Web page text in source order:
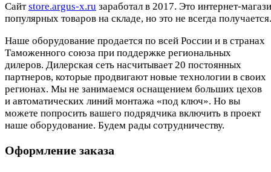
Cайтstore.argus-x.ru заработал в 2017. Это интернет-
популярных товаров на складе, но это не всегда
Наше оборудование продается по всей России и в странах
Таможенного союза при поддержке региональных
дилеров. Дилерская сеть насчитывает 20 постоянных
партнеров, которые продвигают новые технологии в своих
регионах. Мы не занимаемся оснащением больших цехов
и автоматических линий монтажа «под ключ». Но вы
можете попросить вашего подрядчика включить в проект
наше оборудование. Будем рады сотрудничеству.
Оформление заказа